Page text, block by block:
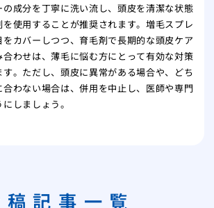
の成分を丁寧に洗い流し、頭皮を清潔な状態
を使用することが推奨されます。増毛スプレ
をカバーしつつ、育毛剤で長期的な頭皮ケア
合わせは、薄毛に悩む方にとって有効な対策
す。ただし、頭皮に異常がある場合や、どち
合わない場合は、併用を中止し、医師や専門
しましょう。
稿記事一覧